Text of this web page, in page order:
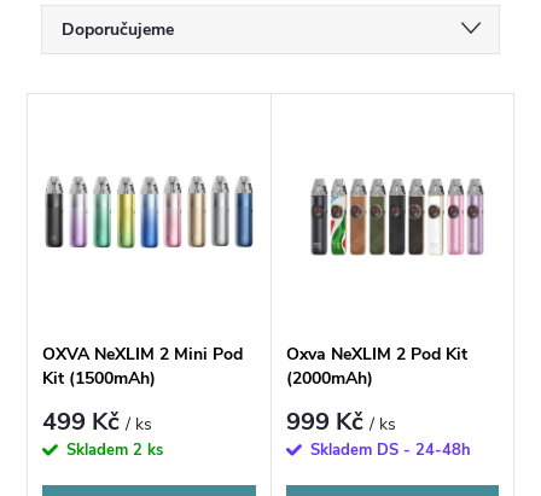
Ř
a
e
í
p
r
Doporučujeme
Nejprodávanější
Abecedně
ý
p
s
p
OXVA NeXLIM 2 Mini Pod
Kit (1500mAh)
499 Kč/ ks
Skladem2 ks
Oxva NeXLIM 2 Pod Kit
(2000mAh)
999 Kč/ ks
Skladem DS - 24-48h